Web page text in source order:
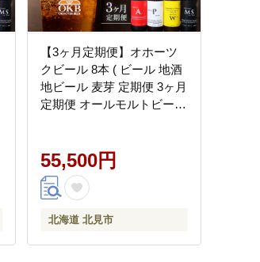
【3ヶ月定期便】オホーツ
クビール 8本 ( ビール 地酒
地ビール 麦芽 定期便 3ヶ月
定期便 オールモルトビール
55,500円
北海道 北見市